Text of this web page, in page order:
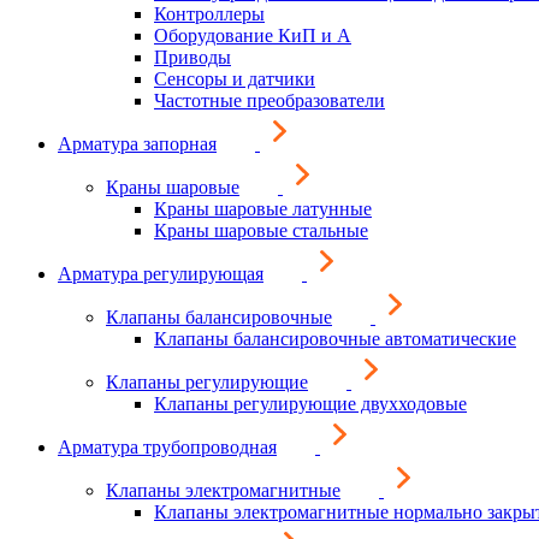
Контроллеры
Оборудование КиП и А
Приводы
Сенсоры и датчики
Частотные преобразователи
Арматура запорная
Краны шаровые
Краны шаровые латунные
Краны шаровые стальные
Арматура регулирующая
Клапаны балансировочные
Клапаны балансировочные автоматические
Клапаны регулирующие
Клапаны регулирующие двухходовые
Арматура трубопроводная
Клапаны электромагнитные
Клапаны электромагнитные нормально